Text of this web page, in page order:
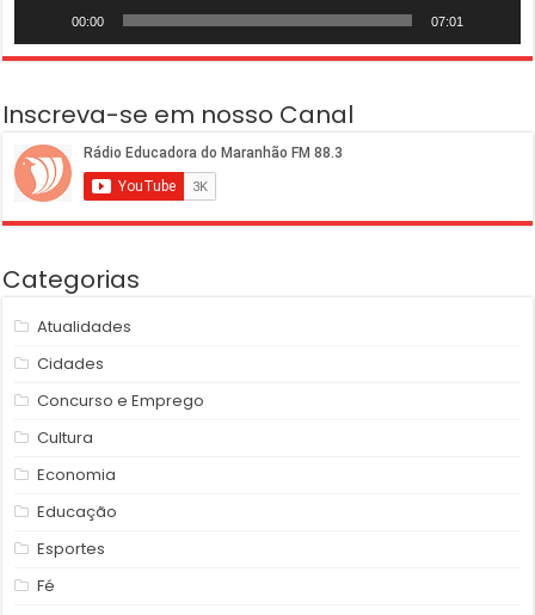
00:00 07:01
Inscreva-se em nosso Canal
Categorias
Atualidades
Cidades
Concurso e Emprego
Cultura
Economia
Educação
Esportes
Fé